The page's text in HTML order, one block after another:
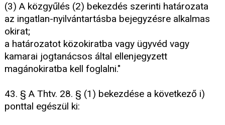
(3) A közgyűlés (2) bekezdés szerinti határozata
az ingatlan-nyilvántartásba bejegyzésre alkalmas
okirat;
a határozatot közokiratba vagy ügyvéd vagy
kamarai jogtanácsos által ellenjegyzett
magánokiratba kell foglalni."
43. § A Thtv. 28. § (1) bekezdése a következő i)
ponttal egészül ki: